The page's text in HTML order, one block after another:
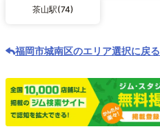
茶山駅(74)
福岡市城南区のエリア選択に戻る